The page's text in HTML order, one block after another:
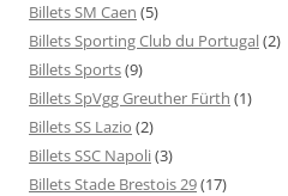
Billets SM Caen (5)
Billets Sporting Club du Portugal(2)
Billets Sports(9)
Billets SpVgg Greuther Fürth (1)
Billets SS Lazio (2)
Billets SSC Napoli(3)
Billets Stade Brestois 29(17)